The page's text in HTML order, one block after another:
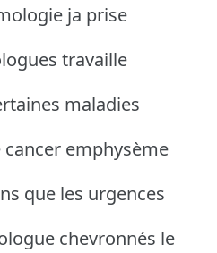
ja prise
travaille
maladies
emphysème
que les urgences
chevronnés le